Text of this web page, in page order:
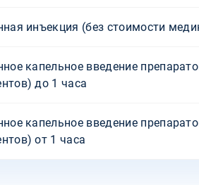
инъекция (без стоимости
капельное введение
до 1 часа
капельное введение
от 1 часа